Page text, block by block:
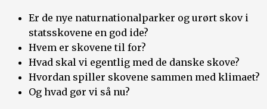
Er de nye naturnationalparker og urørt skov i
statsskovene en god ide?
Hvem er skovene til for?
Hvad skal vi egentlig med de danske skove?
Hvordan spiller skovene sammen med klimaet?
Og hvad gør vi så nu?